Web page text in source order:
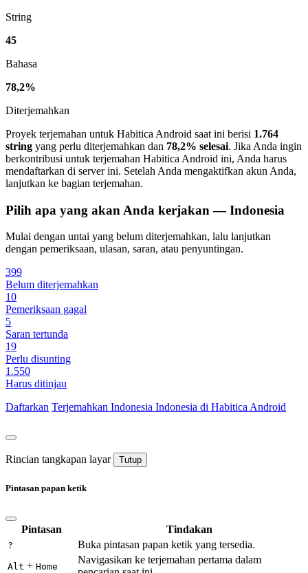
String
45
Bahasa
78,2%
Diterjemahkan
Proyek terjemahan untuk Habitica Android saat ini berisi 1.764
string yang perlu diterjemahkan dan 78,2% selesai. Jika Anda ingin
berkontribusi untuk terjemahan Habitica Android ini, Anda harus
mendaftarkan di server ini. Setelah Anda mengaktifkan akun Anda,
lanjutkan ke bagian terjemahan.
Pilih apa yang akan Anda kerjakan — Indonesia
Mulai dengan untai yang belum diterjemahkan, lalu lanjutkan
dengan pemeriksaan, ulasan, saran, atau penyuntingan.
399
Belum diterjemahkan
10
Pemeriksaan gagal
5
Saran tertunda
19
Perlu disunting
1.550
Harus ditinjau
Daftarkan Terjemahkan Indonesia Indonesia di Habitica Android
Rincian tangkapan layar Tutup
Pintasan papan ketik
Pintasan Tindakan
? Buka pintasan papan ketik yang tersedia.
Alt + Home
Navigasikan ke terjemahan pertama dalam